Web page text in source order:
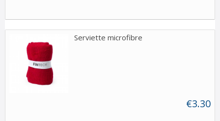
Serviette microfibre
€3.30